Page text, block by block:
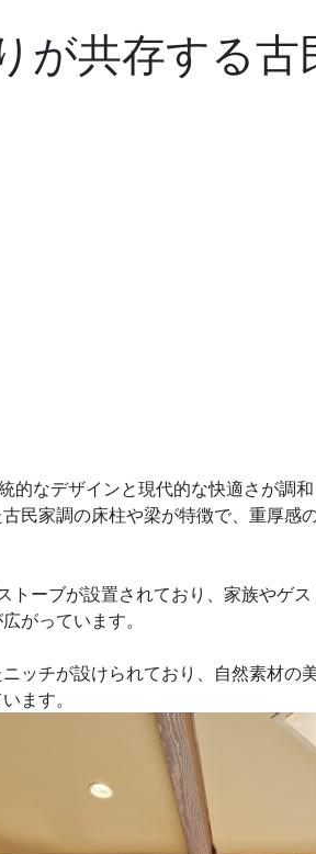
が共存する
的なデザインと現代的な快適さが調和
民家調の床柱や梁が特徴で、重厚
トーブが設置されており、家族やゲ
がっています。
ッチが設けられており、自然素材
ます。